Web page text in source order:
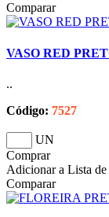
Comparar
VASO RED
..
Código: 7527
UN
Comprar
Adicionar a Lista de
Comparar